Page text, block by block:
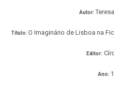
Autor:
Título: O Imaginário de Lisboa na
Editor:
Ano: